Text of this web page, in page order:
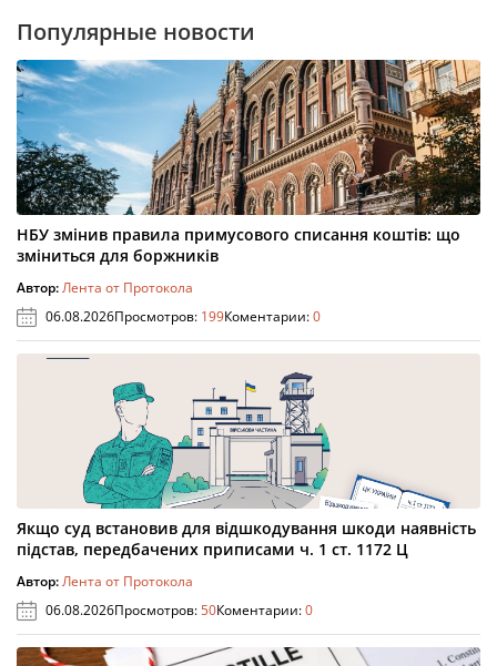
Популярные новости
НБУ змінив правила примусового списання коштів: що
зміниться для боржників
Автор:Лента от Протокола
06.08.2026Просмотров: 199Коментарии:0
Якщо суд встановив для відшкодування шкоди наявність
підстав, передбачених приписами ч. 1 ст. 1172 Ц
Автор:Лента от Протокола
06.08.2026Просмотров:50Коментарии:0